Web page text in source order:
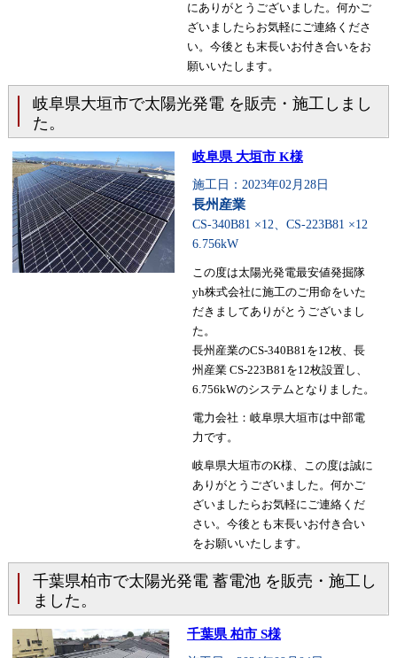
にありがとうございました。何かご
ざいましたらお気軽にご連絡くださ
い。今後とも末長いお付き合いをお
願いいたします。
岐阜県大垣市で太陽光発電 を販売・施工しまし
た。
岐阜県 大垣市 K様
施工日：2023年02月28日
長州産業
CS-340B81 ×12、CS-223B81 ×12
6.756kW
この度は太陽光発電最安値発掘隊
yh株式会社に施工のご用命をいた
だきましてありがとうございまし
た。
長州産業のCS-340B81を12枚、長
州産業 CS-223B81を12枚設置し、
6.756kWのシステムとなりました。
電力会社：岐阜県大垣市は中部電
力です。
岐阜県大垣市のK様、この度は誠に
ありがとうございました。何かご
ざいましたらお気軽にご連絡くだ
さい。今後とも末長いお付き合い
をお願いいたします。
千葉県柏市で太陽光発電 蓄電池 を販売・施工し
ました。
千葉県 柏市 S様